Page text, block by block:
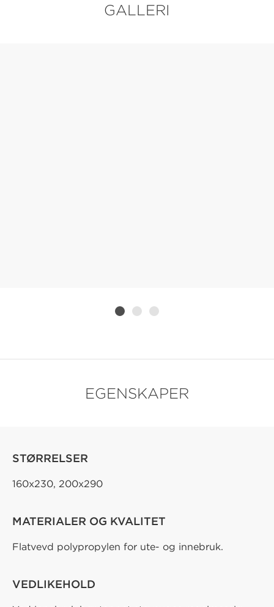
GALLERI
EGENSKAPER
STØRRELSER
160x230, 200x290
MATERIALER OG KVALITET
Flatvevd polypropylen for ute- og innebruk.
VEDLIKEHOLD